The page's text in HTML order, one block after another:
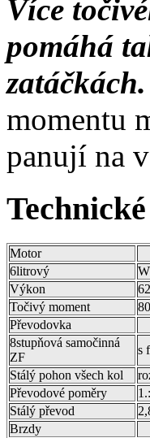
Více
pomáhá
zatáčkách.
momentu
panují na
Motor
6litrový
Výkon
Točivý moment
Převodovka
8stupňová samočinná
ZF
s
Stálý pohon všech kol
Převodové poměry
Stálý převod
Brzdy